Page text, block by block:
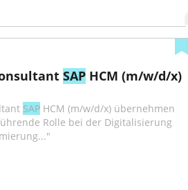
SAP HCM (m/w/d/x)
SAP HCM (m/w/d/x) übernehmen
Rolle bei der Digitalisierung